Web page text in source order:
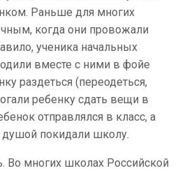
Раньше для многих
когда они провожали
ученика начальных
вместе с ними в фойе
раздеться (переодеться,
ребенку сдать вещи в
отправлялся в класс, а
душой покидали школу.
Во многих школах Российской